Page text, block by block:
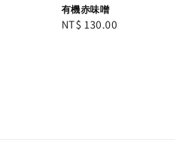
有機赤味噌
Regular
NT$ 130.00